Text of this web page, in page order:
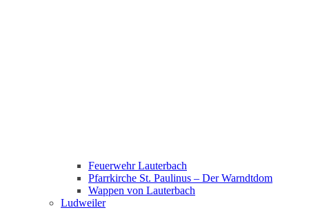
Feuerwehr Lauterbach
Pfarrkirche St. Paulinus – Der Warndtdom
Wappen von Lauterbach
Ludweiler